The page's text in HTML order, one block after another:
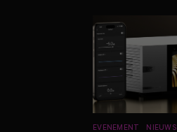
EVENEMENT NIEUWS